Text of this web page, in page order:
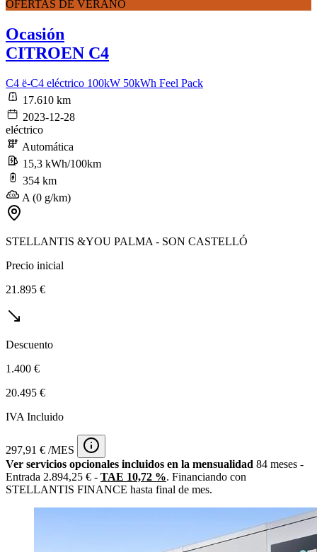
OFERTAS DE VERANO
Ocasión
CITROEN C4
C4 ë-C4 eléctrico 100kW 50kWh Feel Pack
17.610 km
2023-12-28
eléctrico
Automática
15,3 kWh/100km
354 km
A (0 g/km)
STELLANTIS &YOU PALMA - SON CASTELLÓ
Precio inicial
21.895 €
Descuento
1.400 €
20.495 €
IVA Incluido
297,91 € /MES
Ver servicios opcionales incluidos en la mensualidad 84 meses -
Entrada 2.894,25 € - TAE 10,72 %. Financiando con
STELLANTIS FINANCE hasta final de mes.